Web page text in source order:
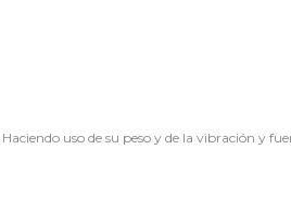
uso de su peso y de la vibración y